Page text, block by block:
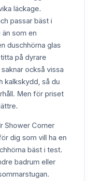
läckage.
passar bäst i
som en
duschhörna glas
på dyrare
också vissa
kalkskydd, så du
Men för priset
Shower Corner
dig som vill ha en
bäst i test.
badrum eller